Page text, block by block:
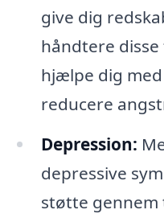
give dig
håndtere disse
hjælpe dig
reducere
Depression:
depressive
støtte gennem